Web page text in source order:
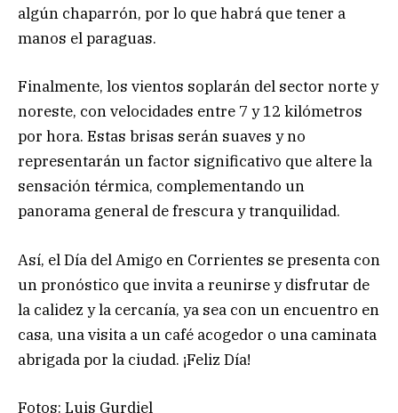
algún chaparrón, por lo que habrá que tener a
manos el paraguas.
Finalmente, los vientos soplarán del sector norte y
noreste, con velocidades entre 7 y 12 kilómetros
por hora. Estas brisas serán suaves y no
representarán un factor significativo que altere la
sensación térmica, complementando un
panorama general de frescura y tranquilidad.
Así, el Día del Amigo en Corrientes se presenta con
un pronóstico que invita a reunirse y disfrutar de
la calidez y la cercanía, ya sea con un encuentro en
casa, una visita a un café acogedor o una caminata
abrigada por la ciudad. ¡Feliz Día!
Fotos: Luis Gurdiel